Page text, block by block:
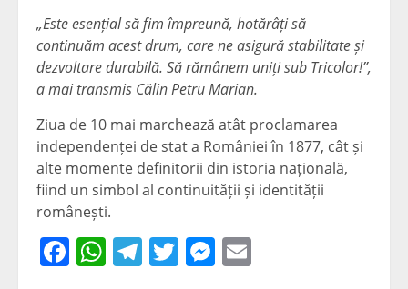
„Este esențial să fim împreună, hotărâți să
continuăm acest drum, care ne asigură stabilitate și
dezvoltare durabilă. Să rămânem uniți sub Tricolor!”,
a mai transmis Călin Petru Marian.
Ziua de 10 mai marchează atât proclamarea
independenței de stat a României în 1877, cât și
alte momente definitorii din istoria națională,
fiind un simbol al continuității și identității
românești.
Facebook
WhatsApp
Telegram
TwitterMessenger